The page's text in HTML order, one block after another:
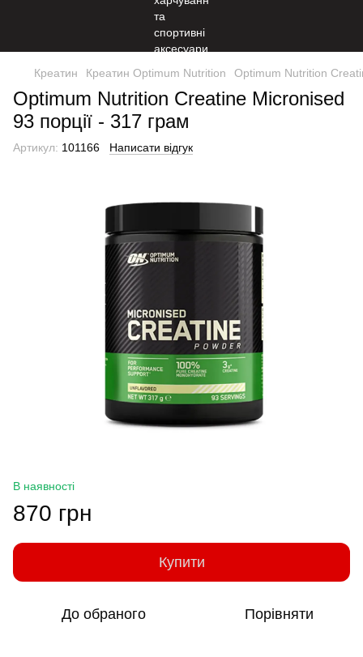
Креатин Креатин Optimum Nutrition Optimum Nutrition
Optimum Nutrition Creatine Micronised
93 порції - 317 грам
Артикул: 101166 Написати відгук
В наявності
870 грн
Купити
До обраного Порівняти